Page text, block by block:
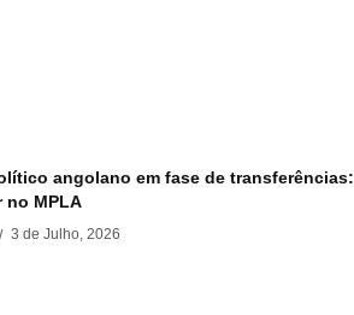
angolano em fase de
no MPLA
/ 3 de Julho, 2026